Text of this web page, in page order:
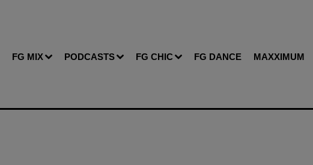
FG MIX PODCASTS FG CHIC FG DANCE MAXXIMUM